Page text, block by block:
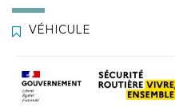
VÉHICULE